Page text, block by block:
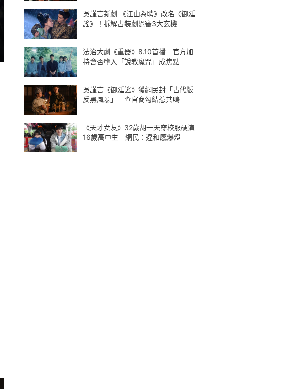
吳謹言新劇 《江山為聘》改名《御廷
謠》！拆解古裝劇過審3大玄機
法治大劇《重器》8.10首播 官方加
持會否墮入「說教魔咒」成焦點
吳謹言《御廷謠》獲網民封「古代版
反黑風暴」 查官商勾結惹共鳴
《天才女友》32歲胡一天穿校服硬演
16歲高中生 網民：違和感爆燈